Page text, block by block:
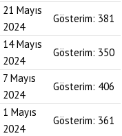
21 Mayıs
2024
Gösterim: 381
14 Mayıs
2024
Gösterim: 350
7 Mayıs
2024
Gösterim: 406
1 Mayıs
2024
Gösterim: 361